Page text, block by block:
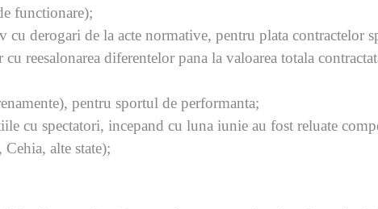
functionare);
cu derogari de la acte normative, pentru plata contractelor
reesalonarea diferentelor pana la valoarea totala
pentru sportul de performanta;
cu spectatori, incepand cu luna iunie au fost reluate
alte state);